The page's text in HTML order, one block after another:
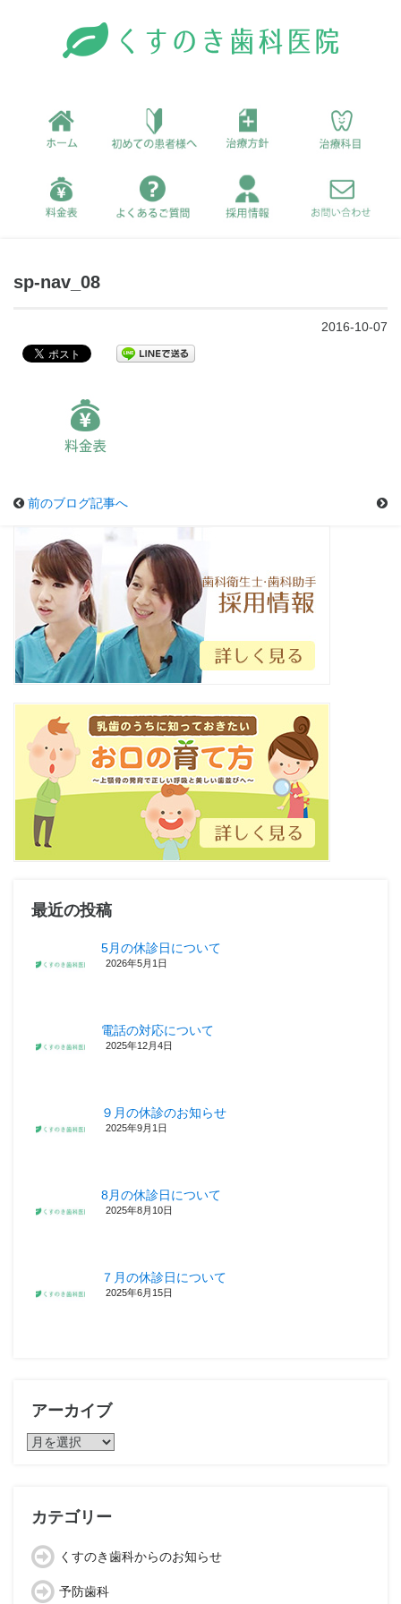
sp-nav_08
2016-10-07
前のブログ記事へ
最近の投稿
5月の休診日について
2026年5月1日
電話の対応について
2025年12月4日
９月の休診のお知らせ
2025年9月1日
8月の休診日について
2025年8月10日
７月の休診日について
2025年6月15日
アーカイブ
ア
ブ
カテゴリー
くすのき歯科からのお知らせ
予防歯科